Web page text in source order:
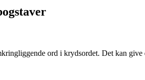
ord i krydsordet. Det kan